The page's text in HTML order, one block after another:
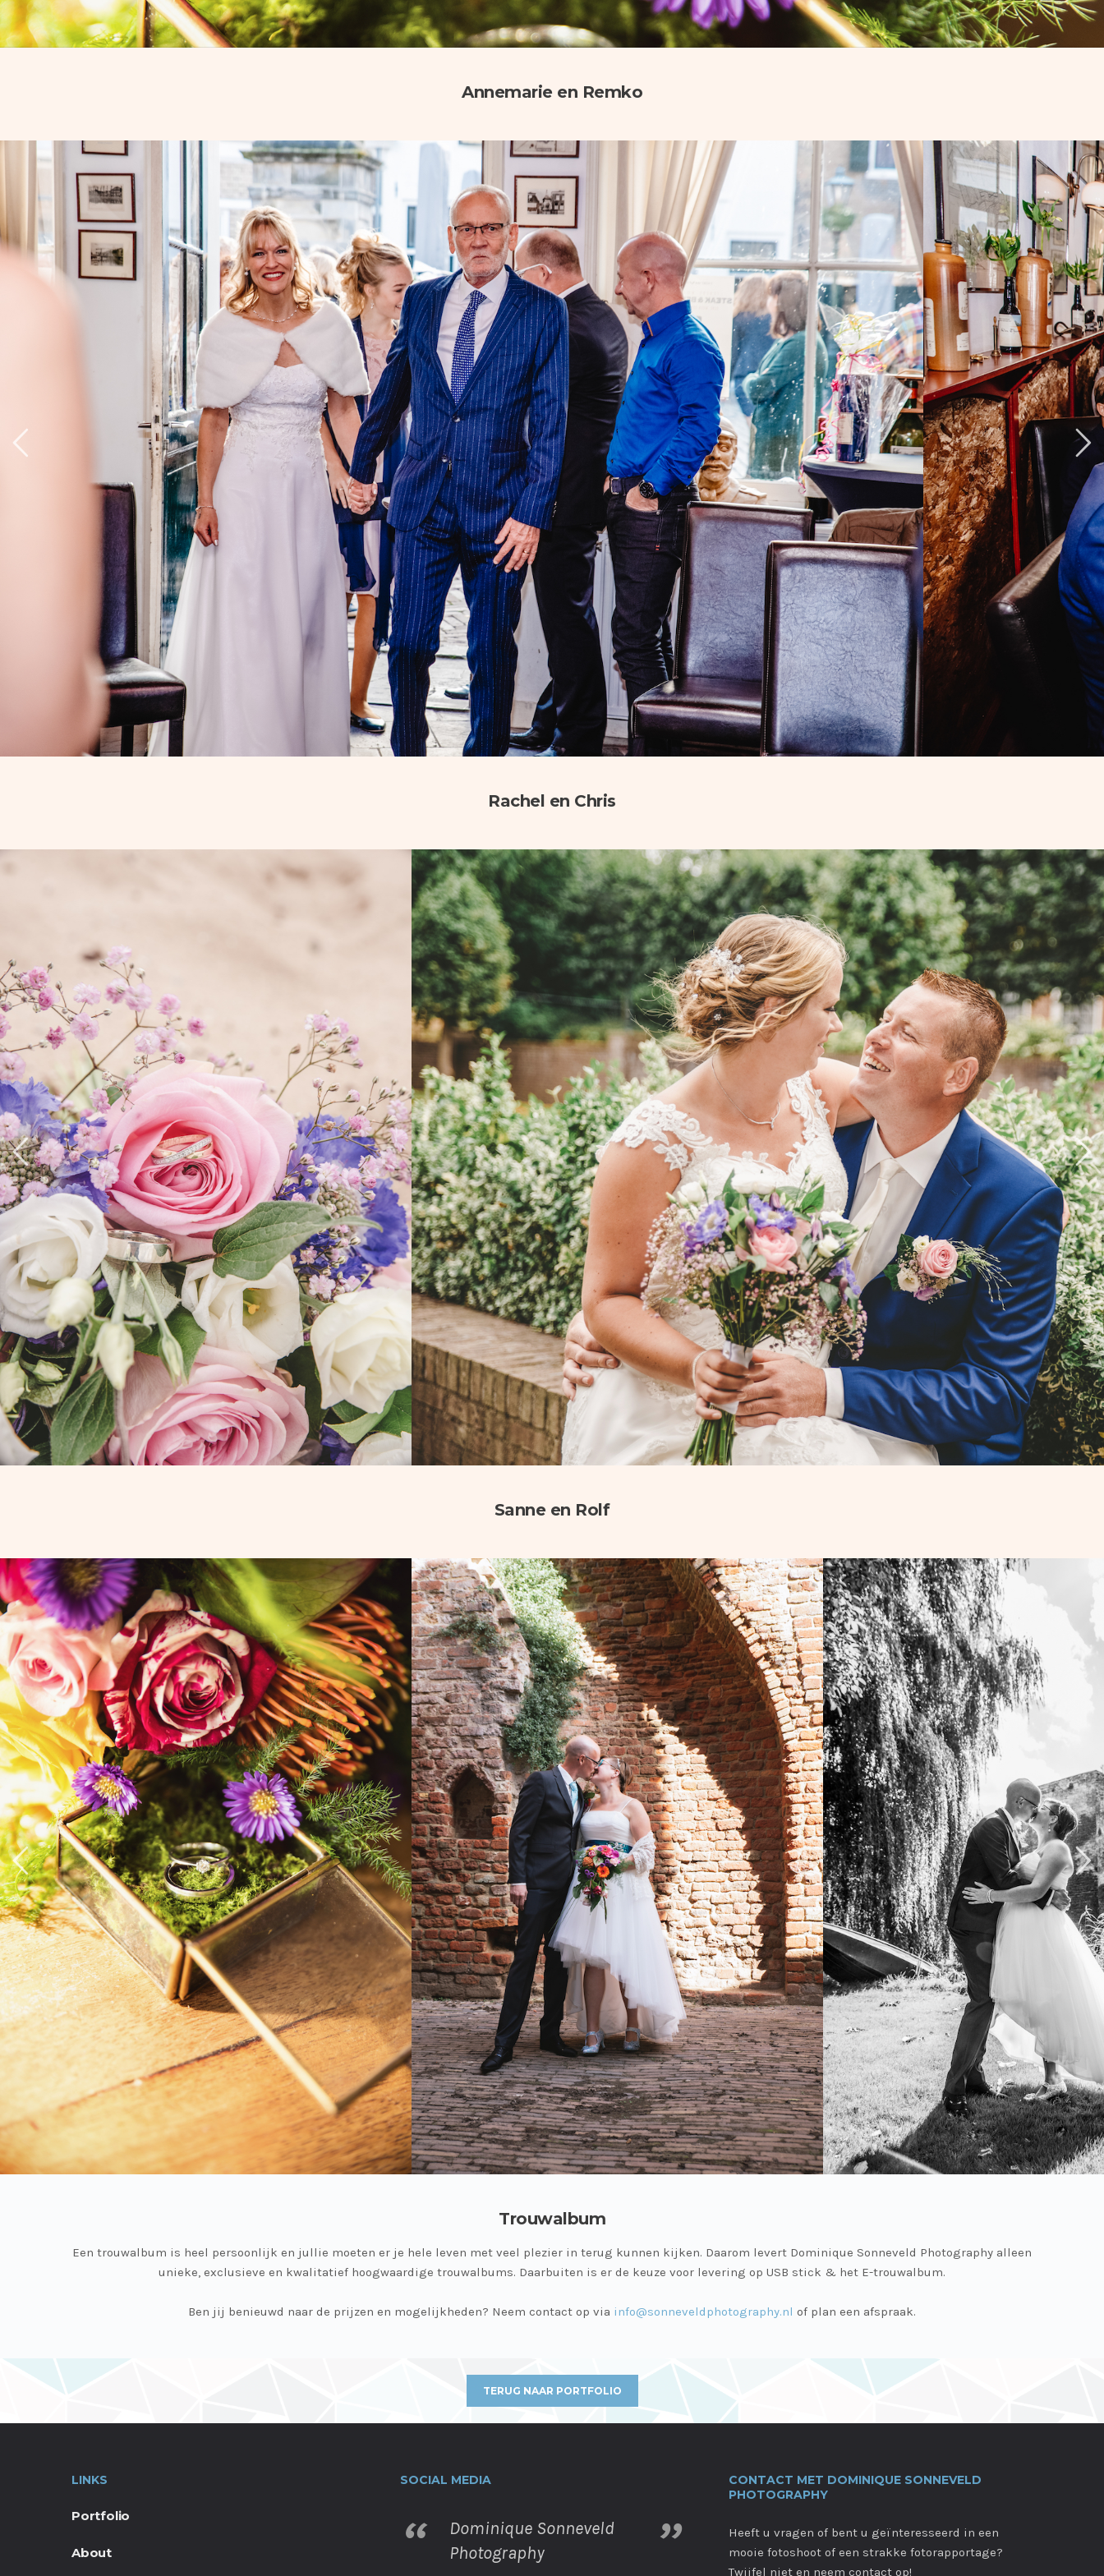
Annemarie en Remko
Rachel en Chris
Sanne en Rolf
Trouwalbum
Een trouwalbum is heel persoonlijk en jullie moeten er je hele leven met veel plezier in terug kunnen kijken. Daarom levert Dominique Sonneveld Photography alleen
unieke, exclusieve en kwalitatief hoogwaardige trouwalbums. Daarbuiten is er de keuze voor levering op USB stick & het E-trouwalbum.
Ben jij benieuwd naar de prijzen en mogelijkheden? Neem contact op via info@sonneveldphotography.nl of plan een afspraak.
TERUG NAAR PORTFOLIO
LINKS
Portfolio
About
SOCIAL MEDIA
Dominique Sonneveld
Photography
CONTACT MET DOMINIQUE SONNEVELD
PHOTOGRAPHY
Heeft u vragen of bent u geïnteresseerd in een
mooie fotoshoot of een strakke fotorapportage?
Twijfel niet en neem contact op!